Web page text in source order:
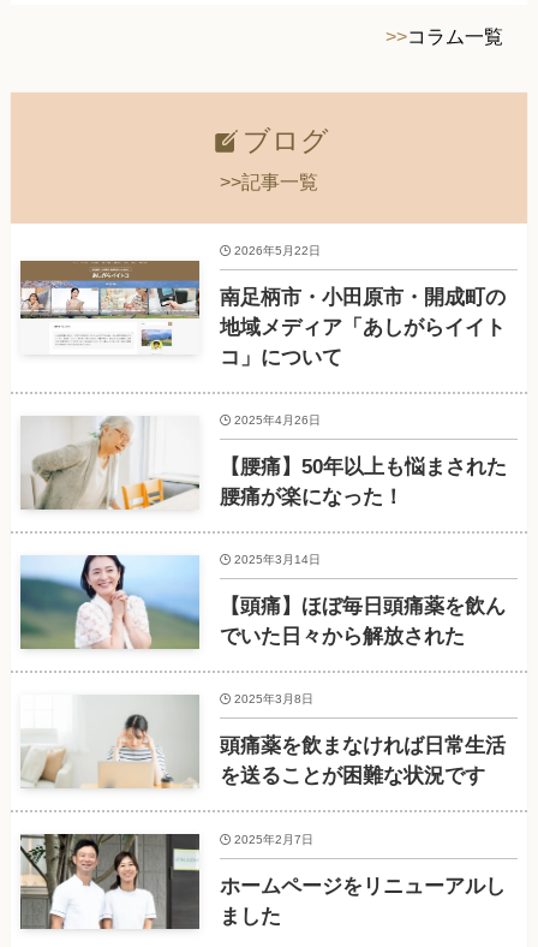
>>コラム一覧
ブログ
>>記事一覧
南足柄市・小田原市・開成町の
地域メディア「あしがらイイト
コ」について
2026年5月22日
【腰痛】50年以上も悩まされた
腰痛が楽になった！
2025年4月26日
【頭痛】ほぼ毎日頭痛薬を飲ん
でいた日々から解放された
2025年3月14日
頭痛薬を飲まなければ日常生活
を送ることが困難な状況です
2025年3月8日
ホームページをリニューアルし
ました
2025年2月7日